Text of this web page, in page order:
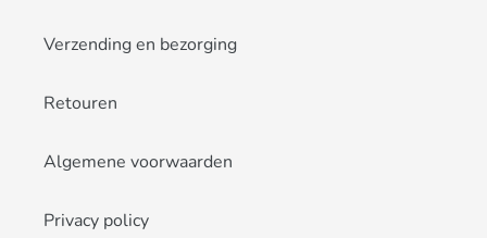
Verzending en bezorging
Retouren
Algemene voorwaarden
Privacy policy